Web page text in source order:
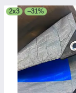
2х3 –31%